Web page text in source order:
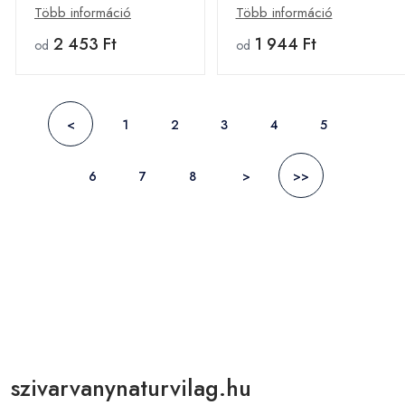
Több információ
od 2 453 Ft
Több információ
od 1 944 Ft
< 1 2 3 4 5
6 7 8 > >>
szivarvanynaturvilag.hu